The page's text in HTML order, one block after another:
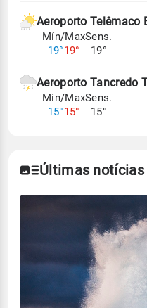
Aeroporto Telêmaco
Mín/Max
19°19°
Sens.
19°
Aeroporto Tancredo
Mín/Max
15°15°
Sens.
15°
Últimas notícias